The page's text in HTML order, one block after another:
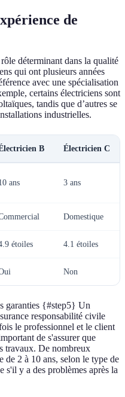
de
déterminant dans la qualité
qui ont plusieurs années
avec une spécialisation
certains électriciens sont
tandis que d’autres se
industrielles.
B Électricien C
ans 3 ans
Domestique
étoiles 4.1 étoiles
Non
garanties {#step5} Un
responsabilité civile
le professionnel et le client
de s'assurer que
travaux. De nombreux
de 2 à 10 ans, selon le type de
s'il y a des problèmes après la